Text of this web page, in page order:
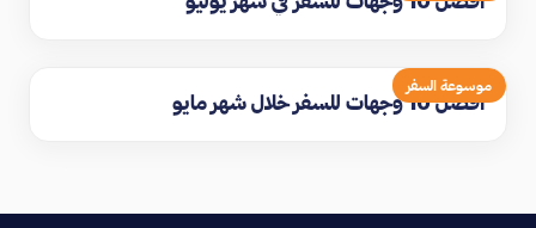
موسوعة السفر
افضل 10 وجهات للسفر خلال شهر مايو